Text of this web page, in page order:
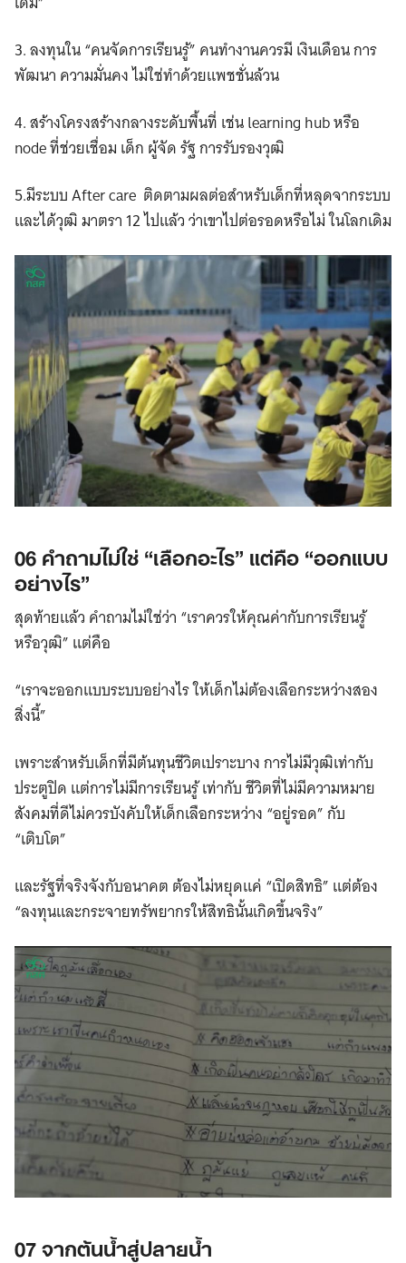
Search
for:
3. ลงทุนใน “คนจัดการเรียนรู้” คนทำงานควรมี เงินเดือน การ
พัฒนา ความมั่นคง ไม่ใช่ทำด้วยแพชชั่นล้วน
4. สร้างโครงสร้างกลางระดับพื้นที่ เช่น learning hub หรือ
node ที่ช่วยเชื่อม เด็ก ผู้จัด รัฐ การรับรองวุฒิ
5.มีระบบ After care ติดตามผลต่อสำหรับเด็กที่หลุดจากระบบ
และได้วุฒิ มาตรา 12 ไปแล้ว ว่าเขาไปต่อรอดหรือไม่ ในโลกเดิม
06 คำถามไม่ใช่ “เลือกอะไร” แต่คือ “ออกแบบ
อย่างไร”
สุดท้ายแล้ว คำถามไม่ใช่ว่า “เราควรให้คุณค่ากับการเรียนรู้
หรือวุฒิ” แต่คือ
“เราจะออกแบบระบบอย่างไร ให้เด็กไม่ต้องเลือกระหว่างสอง
สิ่งนี้”
เพราะสำหรับเด็กที่มีต้นทุนชีวิตเปราะบาง การไม่มีวุฒิเท่ากับ
ประตูปิด แต่การไม่มีการเรียนรู้ เท่ากับ ชีวิตที่ไม่มีความหมาย
สังคมที่ดีไม่ควรบังคับให้เด็กเลือกระหว่าง “อยู่รอด” กับ
“เติบโต”
และรัฐที่จริงจังกับอนาคต ต้องไม่หยุดแค่ “เปิดสิทธิ” แต่ต้อง
“ลงทุนและกระจายทรัพยากรให้สิทธินั้นเกิดขึ้นจริง”
07 จากต้นน้ำสู่ปลายน้ำ